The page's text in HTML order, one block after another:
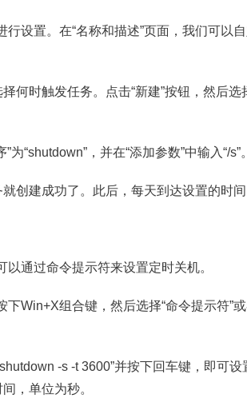
设置。在“名称和描述”页面，我们可以
何时触发任务。点击“新建”按钮，然后选
为“shutdown”，并在“添加参数”中输入“/s”。
创建成功了。此后，每天到达设置的时
通过命令提示符来设置定时关机。
Win+X组合键，然后选择“命令提示符”
-s -t 3600”并按下回车键，即可
，单位为秒。